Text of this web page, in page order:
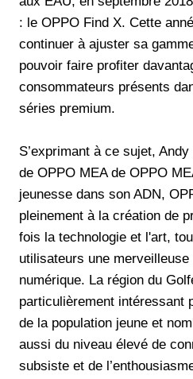
: le OPPO Find X. Cette
continuer à ajuster sa
pouvoir faire profiter
consommateurs présents
séries premium.
S’exprimant à ce sujet,
de OPPO MEA de OPPO
jeunesse dans son ADN,
pleinement à la création de
fois la technologie et l'art,
utilisateurs une
numérique. La région du
particulièrement intéressant
de la population jeune et
aussi du niveau élevé de
subsiste et de